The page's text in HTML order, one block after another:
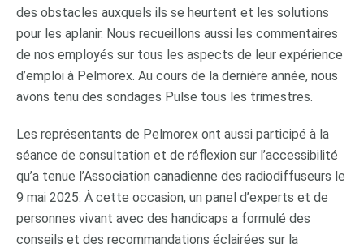
des obstacles auxquels ils se heurtent et les solutions
pour les aplanir. Nous recueillons aussi les commentaires
de nos employés sur tous les aspects de leur expérience
d’emploi à Pelmorex. Au cours de la dernière année, nous
avons tenu des sondages Pulse tous les trimestres.
Les représentants de Pelmorex ont aussi participé à la
séance de consultation et de réflexion sur l’accessibilité
qu’a tenue l’Association canadienne des radiodiffuseurs le
9 mai 2025. À cette occasion, un panel d’experts et de
personnes vivant avec des handicaps a formulé des
conseils et des recommandations éclairées sur la